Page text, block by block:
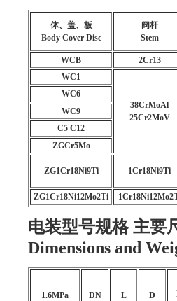
体、盖、板
Body Cover Disc
阀杆
Stem
WCB
2Cr13
WC1
38CrMoAl
25Cr2MoV
WC6
WC9
C5 C12
ZGCr5Mo
ZG1Cr18Ni9Ti 1Cr18Ni9Ti
ZG1Cr18Ni12Mo2Ti
电装型号规格 主要
Dimensions and
1.6MPa DN L D